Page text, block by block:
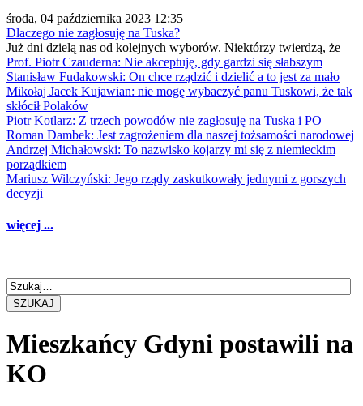
środa, 04 października 2023 12:35
Dlaczego nie zagłosuję na Tuska?
Już dni dzielą nas od kolejnych wyborów. Niektórzy twierdzą, że
Prof. Piotr Czauderna: Nie akceptuję, gdy gardzi się słabszym
Stanisław Fudakowski: On chce rządzić i dzielić a to jest za mało
Mikołaj Jacek Kujawian: nie mogę wybaczyć panu Tuskowi, że tak
skłócił Polaków
Piotr Kotlarz: Z trzech powodów nie zagłosuję na Tuska i PO
Roman Dambek: Jest zagrożeniem dla naszej tożsamości narodowej
Andrzej Michałowski: To nazwisko kojarzy mi się z niemieckim
porządkiem
Mariusz Wilczyński: Jego rządy zaskutkowały jednymi z gorszych
decyzji
więcej ...
SZUKAJ
Mieszkańcy Gdyni postawili na
KO